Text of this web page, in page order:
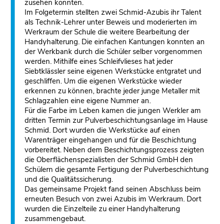
zusehen konnten.
Im Folgetermin stellten zwei Schmid-Azubis ihr Talent
als Technik-Lehrer unter Beweis und moderierten im
Werkraum der Schule die weitere Bearbeitung der
Handyhalterung. Die einfachen Kantungen konnten an
der Werkbank durch die Schüler selber vorgenommen
werden. Mithilfe eines Schleifvlieses hat jeder
Siebtklässler seine eigenen Werkstücke entgratet und
geschliffen. Um die eigenen Werkstücke wieder
erkennen zu können, brachte jeder junge Metaller mit
Schlagzahlen eine eigene Nummer an.
Für die Farbe im Leben kamen die jungen Werkler am
dritten Termin zur Pulverbeschichtungsanlage im Hause
Schmid. Dort wurden die Werkstücke auf einen
Warenträger eingehangen und für die Beschichtung
vorbereitet. Neben dem Beschichtungsprozess zeigten
die Oberflächenspezialisten der Schmid GmbH den
Schülern die gesamte Fertigung der Pulverbeschichtung
und die Qualitätssicherung.
Das gemeinsame Projekt fand seinen Abschluss beim
erneuten Besuch von zwei Azubis im Werkraum. Dort
wurden die Einzelteile zu einer Handyhalterung
zusammengebaut.